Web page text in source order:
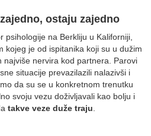
ostaju zajedno
psihologije na Berkliju u Kaliforniji,
kojeg je od ispitanika koji su u dužim
najviše nervira kod partnera. Parovi
situacije prevazilazili nalazivši i
da su se u konkretnom trenutku
svoju vezu doživljavali kao bolju i
takve veze duže traju